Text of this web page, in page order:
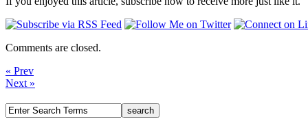
Comments are closed.
« Prev
Next »